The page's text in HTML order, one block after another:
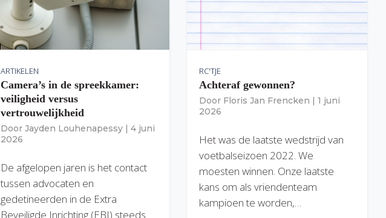
ARTIKELEN
Camera’s in de spreekkamer:
veiligheid versus
vertrouwelijkheid
Door Jayden Louhenapessy | 4 juni
2026
De afgelopen jaren is het contact
tussen advocaten en
gedetineerden in de Extra
Beveiligde Inrichting (EBI) steeds
RC'TJE
Achteraf gewonnen?
Door Floris Jan Frencken | 1 juni
2026
Het was de laatste wedstrijd van
voetbalseizoen 2022. We
moesten winnen. Onze laatste
kans om als vriendenteam
kampioen te worden,…